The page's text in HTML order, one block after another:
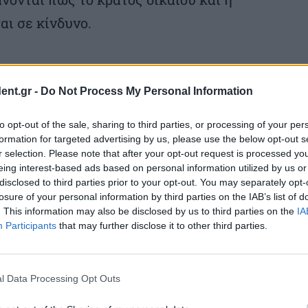
- Do Not Process My Personal Information
opt-out of the sale, sharing to third parties, or processing of your
for targeted advertising by us, please use the below opt-out
selection. Please note that after your opt-out request is processed
interest-based ads based on personal information utilized by us
to third parties prior to your opt-out. You may separately
of your personal information by third parties on the IAB’s list of
This information may also be disclosed by us to third parties on the
Participants that may further disclose it to other third parties.
Data Processing Opt Outs
σε κίνδυνο.
απειλεί τη δημοκρατία.
άμεσα μια δημοκρατική επανεκκίνηση
απέναντι στην ορμπανοποιήση».